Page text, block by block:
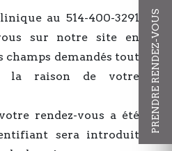
au 514-400-3291
sur notre site en
champs demandés tout
la raison de votre
rendez-vous a été
sera introduit
PRENDRE RENDEZ-VOUS